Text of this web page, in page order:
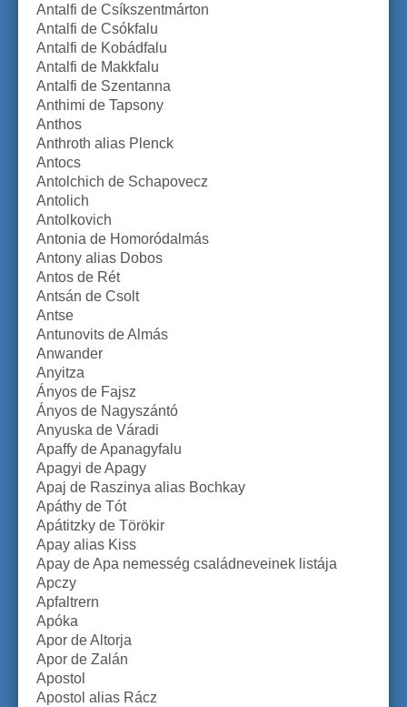
Antalfi de Csíkszentmárton
Antalfi de Csókfalu
Antalfi de Kobádfalu
Antalfi de Makkfalu
Antalfi de Szentanna
Anthimi de Tapsony
Anthos
Anthroth alias Plenck
Antocs
Antolchich de Schapovecz
Antolich
Antolkovich
Antonia de Homoródalmás
Antony alias Dobos
Antos de Rét
Antsán de Csolt
Antse
Antunovits de Almás
Anwander
Anyitza
Ányos de Fajsz
Ányos de Nagyszántó
Anyuska de Váradi
Apaffy de Apanagyfalu
Apagyi de Apagy
Apaj de Raszinya alias Bochkay
Apáthy de Tót
Apátitzky de Törökir
Apay alias Kiss
Apay de Apa nemesség családneveinek listája
Apczy
Apfaltrern
Apóka
Apor de Altorja
Apor de Zalán
Apostol
Apostol alias Rácz